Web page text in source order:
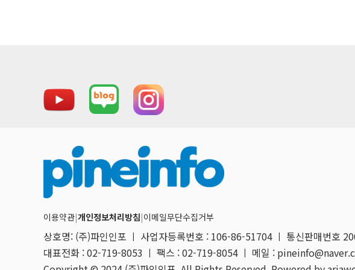
이용약관|개인정보처리방침|이메일무단수집거부
상호명: (주)파인인포 ㅣ 사업자등록번호 : 106-86-51704 ㅣ 통신판매번호
대표전화 : 02-719-8053 ㅣ 팩스 : 02-719-8054 ㅣ 메일 :